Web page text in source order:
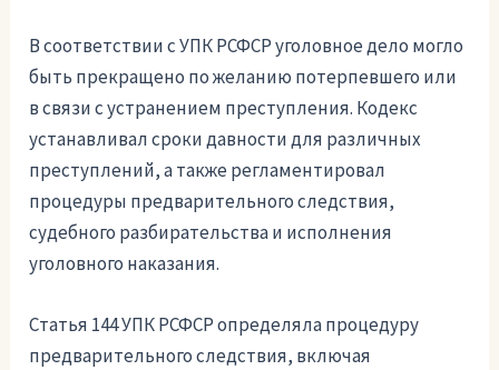
В соответствии с УПК РСФСР уголовное дело могло
быть прекращено по желанию потерпевшего или
в связи с устранением преступления. Кодекс
устанавливал сроки давности для различных
преступлений, а также регламентировал
процедуры предварительного следствия,
судебного разбирательства и исполнения
уголовного наказания.
Статья 144 УПК РСФСР определяла процедуру
предварительного следствия, включая